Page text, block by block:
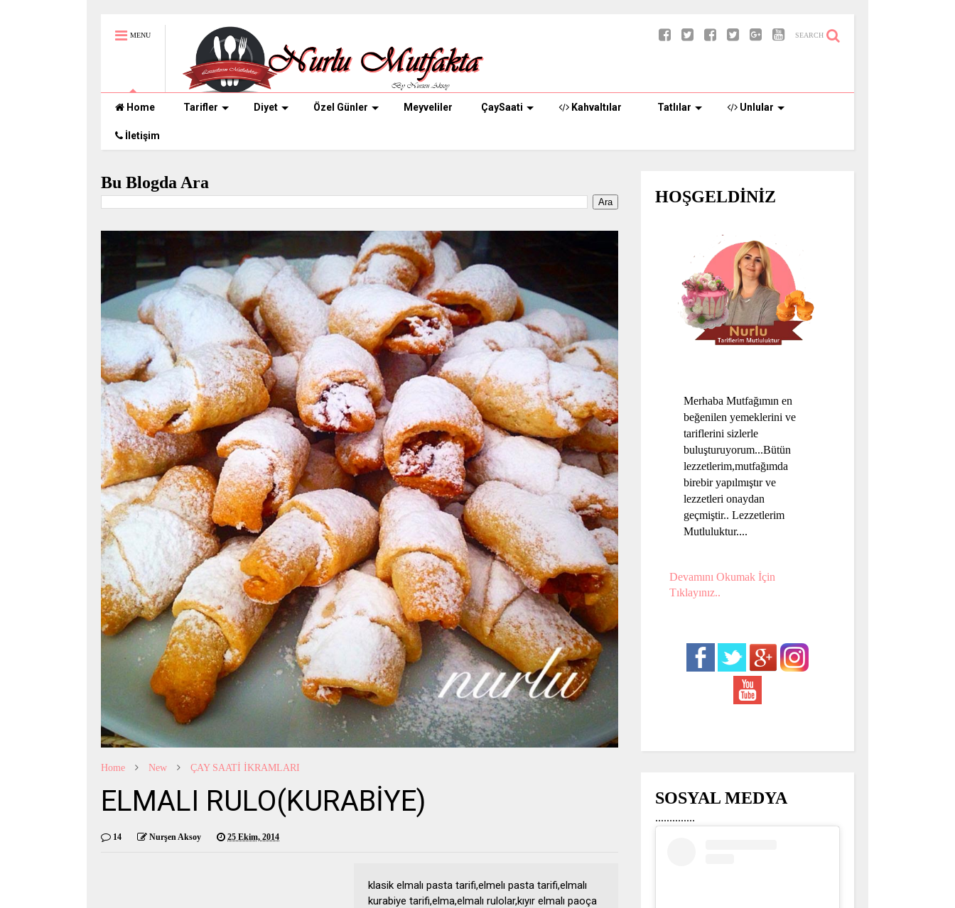
MENU SEARCH
Home Tarifler Diyet Özel Günler Meyveliler ÇaySaati Kahvaltılar Tatlılar Unlular
İletişim
Bu Blogda Ara
Home New ÇAY SAATİ İKRAMLARI
ELMALI RULO(KURABİYE)
14 Nurşen Aksoy 25 Ekim, 2014
klasik elmalı pasta tarifi,elmelı pasta tarifi,elmalı
kurabiye tarifi,elma,elmalı rulolar,kıyır elmalı paoça
HOŞGELDİNİZ
Merhaba Mutfağımın en
beğenilen yemeklerini ve
tariflerini sizlerle
buluşturuyorum...Bütün
lezzetlerim,mutfağımda
birebir yapılmıştır ve
lezzetleri onaydan
geçmiştir.. Lezzetlerim
Mutluluktur....
Devamını Okumak İçin
Tıklayınız..
SOSYAL MEDYA
..............